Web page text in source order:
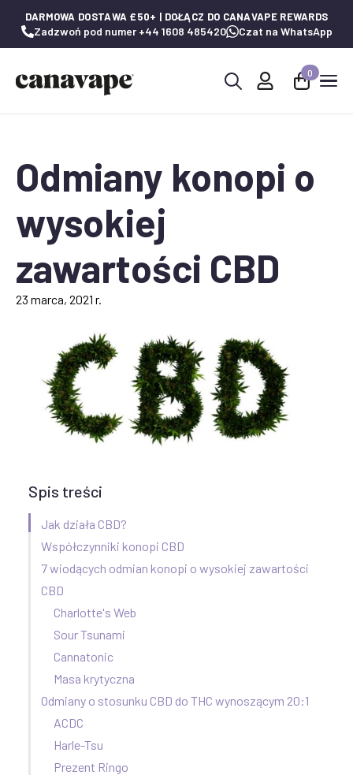
DARMOWA DOSTAWA £50+ | DOŁĄCZ DO CANAVAPE REWARDS
Zadzwoń pod numer +44 1608 485420 Czat na WhatsApp
0
Odmiany konopi o
wysokiej
zawartości CBD
23 marca, 2021 r.
Spis treści
Jak działa CBD?
Współczynniki konopi CBD
7 wiodących odmian konopi o wysokiej zawartości
CBD
Charlotte's Web
Sour Tsunami
Cannatonic
Masa krytyczna
Odmiany o stosunku CBD do THC wynoszącym 20:1
ACDC
Harle-Tsu
Prezent Ringo